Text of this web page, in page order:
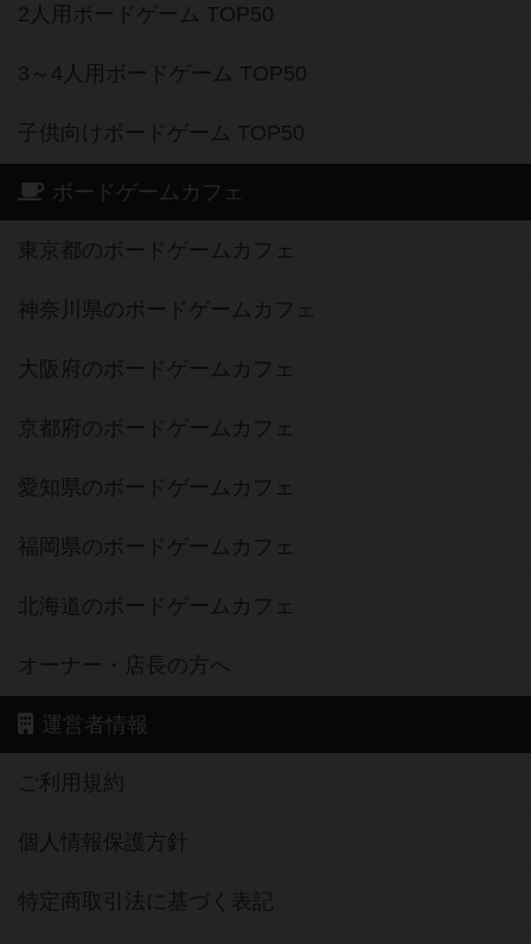
2人用ボードゲーム TOP50
3～4人用ボードゲーム TOP50
子供向けボードゲーム TOP50
ボードゲームカフェ
東京都のボードゲームカフェ
神奈川県のボードゲームカフェ
大阪府のボードゲームカフェ
京都府のボードゲームカフェ
愛知県のボードゲームカフェ
福岡県のボードゲームカフェ
北海道のボードゲームカフェ
オーナー・店長の方へ
運営者情報
ご利用規約
個人情報保護方針
特定商取引法に基づく表記